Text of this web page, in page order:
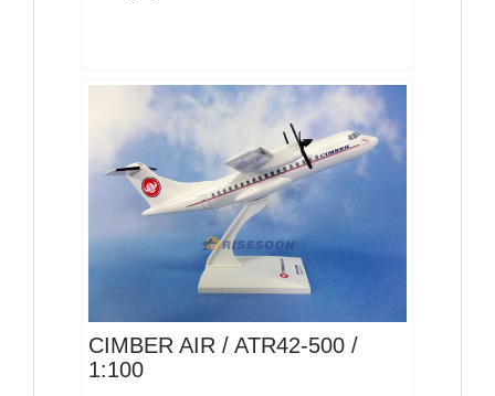
CIM10AT45P01
CIMBER AIR / ATR42-500 /
1:100